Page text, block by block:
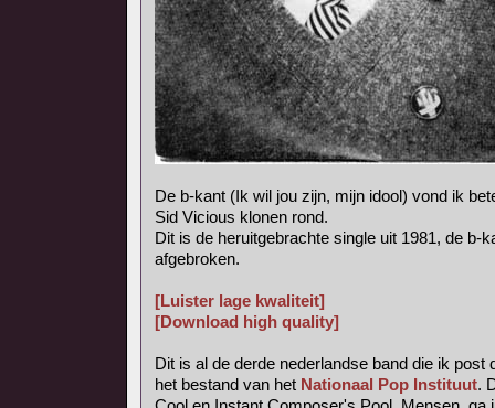
De b-kant (Ik wil jou zijn, mijn idool) vond ik
Sid Vicious klonen rond.
Dit is de heruitgebrachte single uit 1981, de b-
afgebroken.
[Luister lage kwaliteit]
[Download high quality]
Dit is al de derde nederlandse band die ik post
het bestand van het Nationaal Pop Instituut.